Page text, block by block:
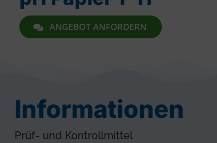
ANGEBOT ANFORDERN
Informationen
Prüf- und Kontrollmittel